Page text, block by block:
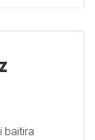
baitira